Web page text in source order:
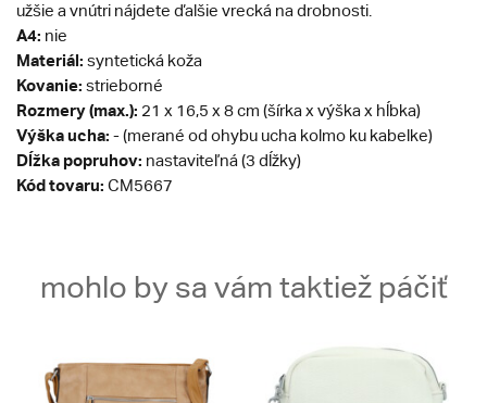
užšie a vnútri nájdete ďalšie vrecká na drobnosti.
A4: nie
Materiál: syntetická koža
Kovanie: strieborné
Rozmery (max.): 21 x 16,5 x 8 cm (šírka x výška x hĺbka)
Výška ucha: - (merané od ohybu ucha kolmo ku kabelke)
Dĺžka popruhov: nastaviteľná (3 dĺžky)
Kód tovaru: CM5667
mohlo by sa vám taktiež páčiť